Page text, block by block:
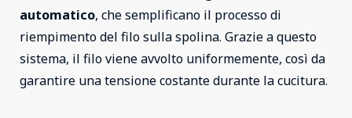
automatico, che semplificano il processo di
riempimento del filo sulla spolina. Grazie a questo
sistema, il filo viene avvolto uniformemente, così da
garantire una tensione costante durante la cucitura.